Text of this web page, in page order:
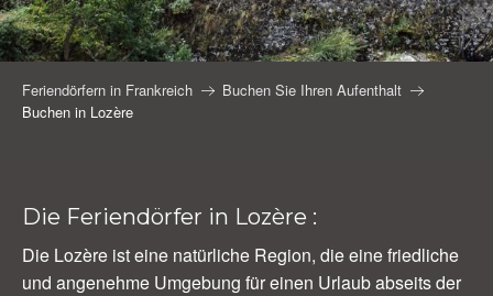
Feriendörfern in Frankreich
Buchen Sie Ihren Aufenthalt
Buchen in Lozère
Die Feriendörfer in Lozère :
Die Lozère ist eine natürliche Region, die eine friedliche
und angenehme Umgebung für einen Urlaub abseits der